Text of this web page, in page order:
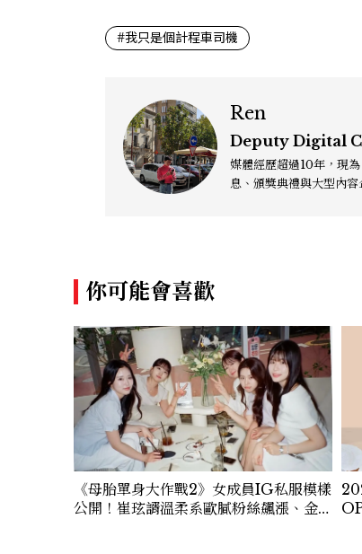
#我只是個計程車司機
Ren
Deputy Digital
媒體經歷超過10年，現
你可能會喜歡
《母胎單身大作戰2》女成員IG私服模樣
公開！崔玹諝溫柔系歐膩粉絲飆漲、金